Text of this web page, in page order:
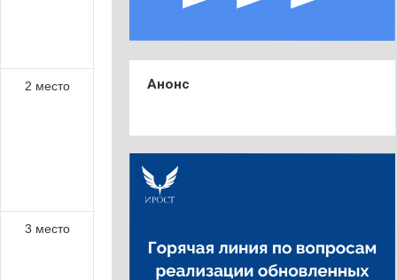
2 место
3 место
Анонс